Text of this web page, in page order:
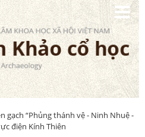
gạch “Phủng thánh vệ - Ninh Nhuệ -
điện Kính Thiên